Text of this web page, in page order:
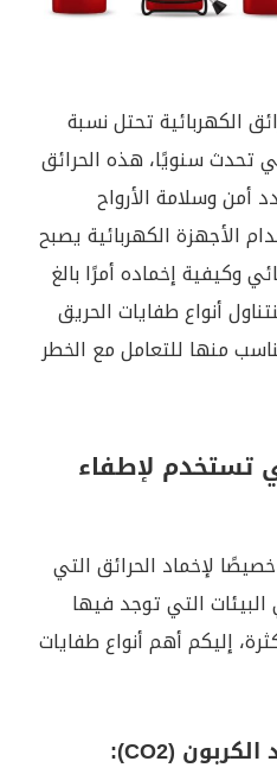
الكهربائية تحتل نسبة
تحدث سنويًا، هذه الحرائق
أمن وسلامة الأرواح
الأجهزة الكهربائية يصبح
وكيفية إخماده أمرًا بالغ
أنواع طفايات الحريق
منها للتعامل مع الخطر
تستخدم لإطفاء
لإخماد الحرائق التي
التي توجد فيها
إليكم أهم أنواع طفايات